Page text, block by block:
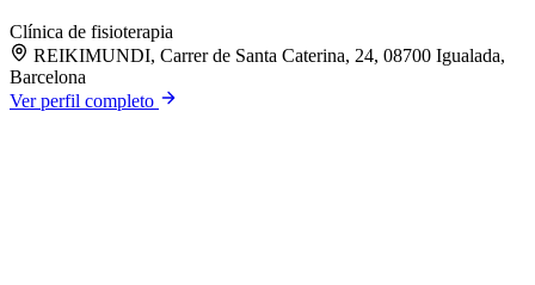
Clínica de fisioterapia
REIKIMUNDI, Carrer de Santa Caterina, 24, 08700 Igualada,
Barcelona
Ver perfil completo